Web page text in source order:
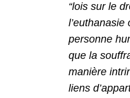
“lois sur le
personne
que la
manière
liens